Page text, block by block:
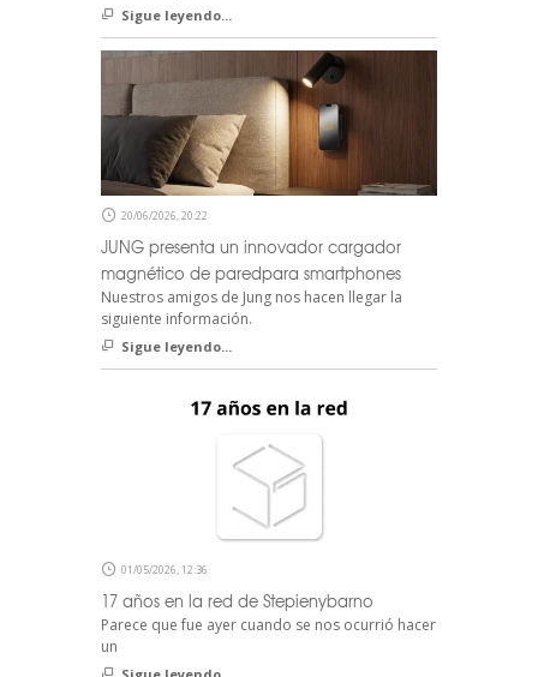
Sigue leyendo...
20/06/2026, 20:22
JUNG presenta un innovador cargador
magnético de paredpara smartphones
Nuestros amigos de Jung nos hacen llegar la
siguiente información.
Sigue leyendo...
01/05/2026, 12:36
17 años en la red de Stepienybarno
Parece que fue ayer cuando se nos ocurrió hacer
un